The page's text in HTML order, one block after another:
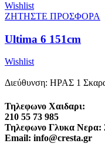
Wishlist
ΖΗΤΗΣΤΕ ΠΡΟΣΦΟΡΑ
Ultima 6 151cm
Wishlist
Διεύθυνση: ΗΡΑΣ 1
Τηλεφωνο Χαιδαρι:
210 55 73 985
Τηλεφωνο Γλυκα Νερα:
Email: info@cresta.gr